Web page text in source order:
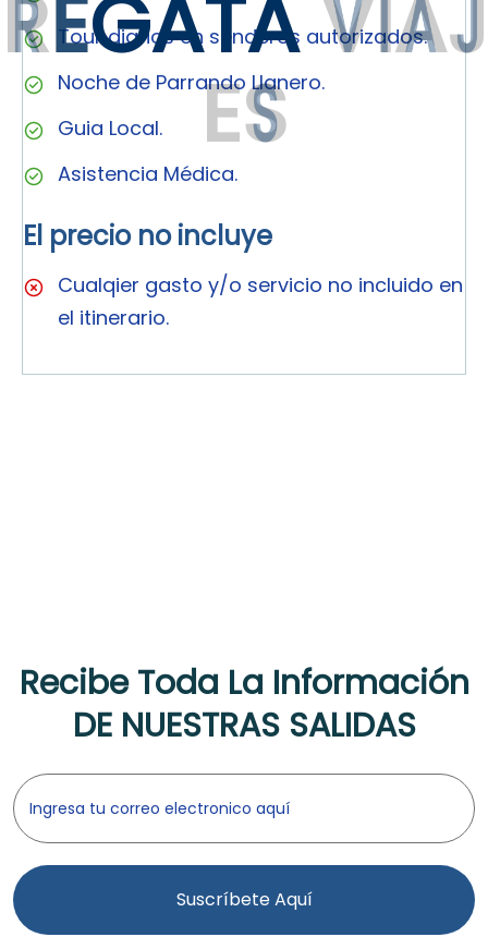
REGATAVIAJ
ES
Tour diarios en senderos autorizados.
Noche de Parrando Llanero.
Guia Local.
Asistencia Médica.
El precio no incluye
Cualqier gasto y/o servicio no incluido en
el itinerario.
Recibe Toda La Información
DE NUESTRAS SALIDAS
Suscríbete Aquí